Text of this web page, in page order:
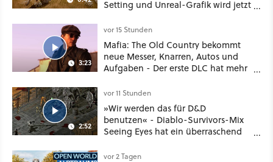
Setting und Unreal-Grafik wird jetzt
3:23
vor 15 Stunden
Mafia: The Old Country bekommt
neue Messer, Knarren, Autos und
Aufgaben - Der erste DLC hat mehr
2:52
vor 11 Stunden
»Wir werden das für D&D
benutzen« - Diablo-Survivors-Mix
Seeing Eyes hat ein überraschend
vor 2 Tagen